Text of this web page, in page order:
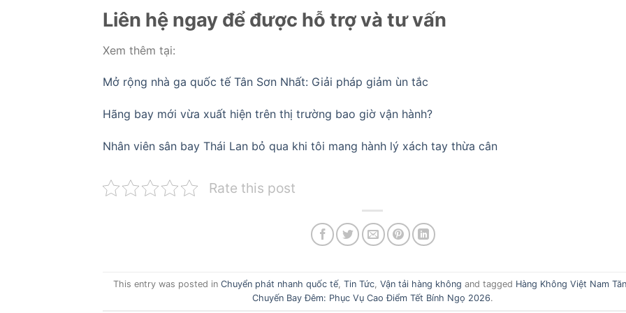
Liên hệ ngay để được hỗ trợ và tư vấn
Xem thêm tại:
Mở rộng nhà ga quốc tế Tân Sơn Nhất: Giải pháp giảm ùn tắc
Hãng bay mới vừa xuất hiện trên thị trường bao giờ vận hành?
Nhân viên sân bay Thái Lan bỏ qua khi tôi mang hành lý xách tay thừa cân
Rate this post
This entry was posted in Chuyển phát nhanh quốc tế, Tin Tức, Vận tải hàng không and tagged Hàng Không Việt Nam
Chuyến Bay Đêm: Phục Vụ Cao Điểm Tết Bính Ngọ 2026.